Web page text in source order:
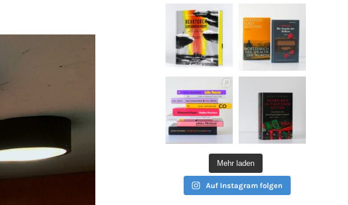
Mehr laden
Auf Instagram folgen